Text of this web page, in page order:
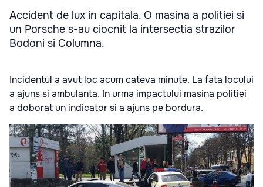
Accident de lux in capitala. O masina a politiei si
un Porsche s-au ciocnit la intersectia strazilor
Bodoni si Columna.
Incidentul a avut loc acum cateva minute. La fata locului
a ajuns si ambulanta. In urma impactului masina politiei
a doborat un indicator si a ajuns pe bordura.